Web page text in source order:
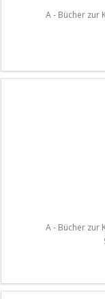
A - Bücher zur
A - Bücher zur